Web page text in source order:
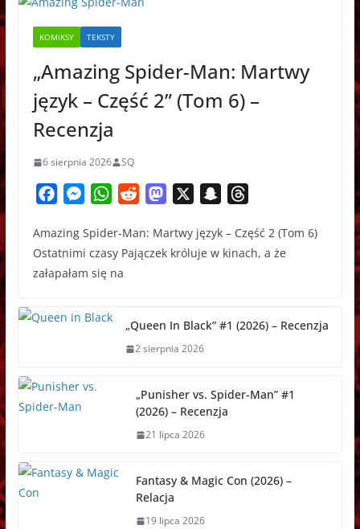
KOMIKSY TEKSTY
„Amazing Spider-Man: Martwy
język – Część 2” (Tom 6) –
Recenzja
6 sierpnia 2026 SQ
c
e
b
o
M
s
s
e
g
W
a
t
s
p
d
d
M
s
t
o
n
a
p
a
r
e
s
Amazing Spider-Man: Martwy język – Część 2 (Tom 6)
Ostatnimi czasy Pajączek króluje w kinach, a że
załapałam się na
„Queen In Black” #1 (2026) – Recenzja
2 sierpnia 2026
„Punisher vs. Spider-Man” #1
(2026) – Recenzja
21 lipca 2026
Fantasy & Magic Con (2026) –
Relacja
19 lipca 2026